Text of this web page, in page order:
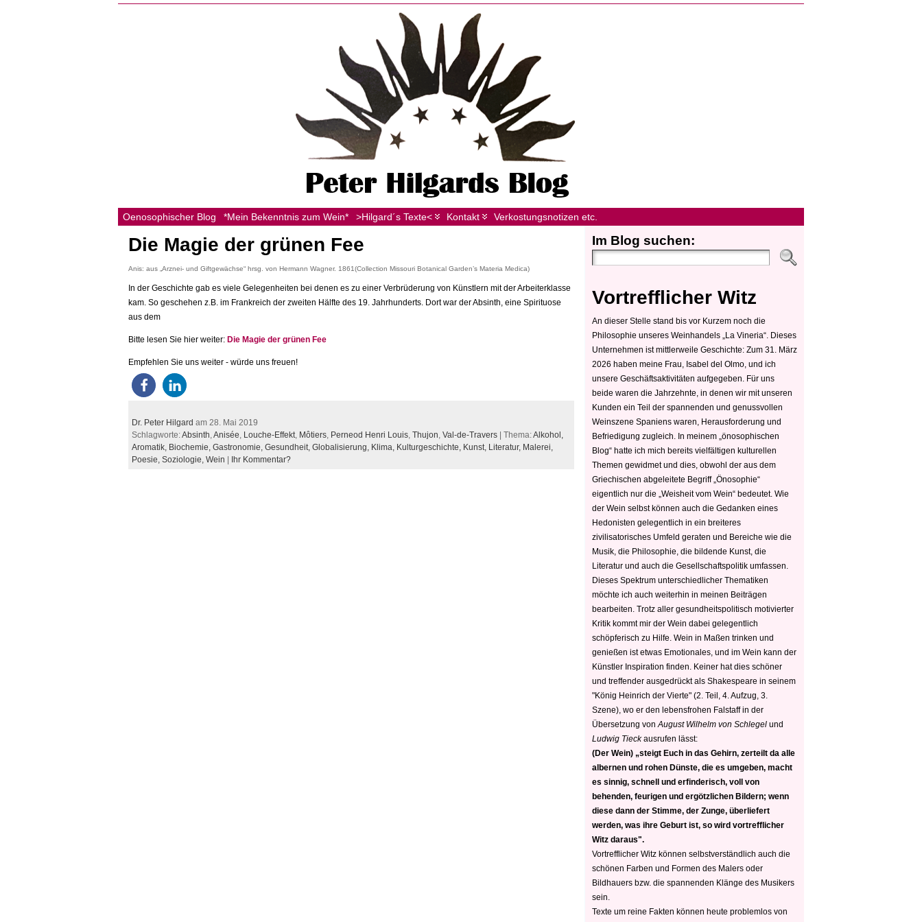
Oenosophischer Blog *Mein Bekenntnis zum Wein* >Hilgard´s Texte< Kontakt Verkostungsnotizen etc.
Die Magie der grünen Fee
Anis: aus „Arznei- und Giftgewächse“ hrsg. von Hermann Wagner. 1861(Collection Missouri Botanical Garden’s Materia Medica)
In der Geschichte gab es viele Gelegenheiten bei denen es zu einer Verbrüderung von Künstlern mit der Arbeiterklasse
kam. So geschehen z.B. im Frankreich der zweiten Hälfte des 19. Jahrhunderts. Dort war der Absinth, eine Spirituose
aus dem
Bitte lesen Sie hier weiter: Die Magie der grünen Fee
Empfehlen Sie uns weiter - würde uns freuen!
Dr. Peter Hilgard am 28. Mai 2019
Schlagworte:Absinth Anisée Louche-Effekt Môtiers Perneod Henri Louis Thujon Val-de-Travers | Thema:Alkohol,
Aromatik, Biochemie, Gastronomie, Gesundheit, Globalisierung, Klima, Kulturgeschichte, Kunst, Literatur, Malerei,
Poesie, Soziologie, Wein | Ihr Kommentar?
Im Blog suchen:
Vortrefflicher Witz
An dieser Stelle stand bis vor Kurzem noch die
Philosophie unseres Weinhandels „La Vineria“. Dieses
Unternehmen ist mittlerweile Geschichte: Zum 31. März
2026 haben meine Frau, Isabel del Olmo, und ich
unsere Geschäftsaktivitäten aufgegeben. Für uns
beide waren die Jahrzehnte, in denen wir mit unseren
Kunden ein Teil der spannenden und genussvollen
Weinszene Spaniens waren, Herausforderung und
Befriedigung zugleich. In meinem „önosophischen
Blog“ hatte ich mich bereits vielfältigen kulturellen
Themen gewidmet und dies, obwohl der aus dem
Griechischen abgeleitete Begriff „Önosophie“
eigentlich nur die „Weisheit vom Wein“ bedeutet. Wie
der Wein selbst können auch die Gedanken eines
Hedonisten gelegentlich in ein breiteres
zivilisatorisches Umfeld geraten und Bereiche wie die
Musik, die Philosophie, die bildende Kunst, die
Literatur und auch die Gesellschaftspolitik umfassen.
Dieses Spektrum unterschiedlicher Thematiken
möchte ich auch weiterhin in meinen Beiträgen
bearbeiten. Trotz aller gesundheitspolitisch motivierter
Kritik kommt mir der Wein dabei gelegentlich
schöpferisch zu Hilfe. Wein in Maßen trinken und
genießen ist etwas Emotionales, und im Wein kann der
Künstler Inspiration finden. Keiner hat dies schöner
und treffender ausgedrückt als Shakespeare in seinem
"König Heinrich der Vierte" (2. Teil, 4. Aufzug, 3.
Szene), wo er den lebensfrohen Falstaff in der
Übersetzung von August Wilhelm von Schlegel und
Ludwig Tieckausrufen lässt:
(Der Wein) „steigt Euch in das Gehirn, zerteilt da alle
albernen und rohen Dünste, die es umgeben, macht
es sinnig, schnell und erfinderisch, voll von
behenden, feurigen und ergötzlichen Bildern; wenn
diese dann der Stimme, der Zunge, überliefert
werden, was ihre Geburt ist, so wird vortrefflicher
Witz daraus".
Vortrefflicher Witz können selbstverständlich auch die
schönen Farben und Formen des Malers oder
Bildhauers bzw. die spannenden Klänge des Musikers
sein.
Texte um reine Fakten können heute problemlos von